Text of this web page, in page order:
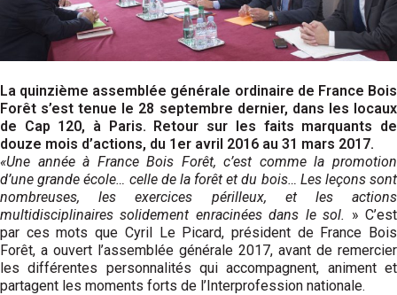
La quinzième assemblée générale ordinaire de France Bois
Forêt s’est tenue le 28 septembre dernier, dans les locaux
de Cap 120, à Paris. Retour sur les faits marquants de
douze mois d’actions, du 1er avril 2016 au 31 mars 2017.
«Une année à France Bois Forêt, c’est comme la promotion
d’une grande école… celle de la forêt et du bois… Les leçons sont
nombreuses, les exercices périlleux, et les actions
multidisciplinaires solidement enracinées dans le sol. » C’est
par ces mots que Cyril Le Picard, président de France Bois
Forêt, a ouvert l’assemblée générale 2017, avant de remercier
les différentes personnalités qui accompagnent, animent et
partagent les moments forts de l’Interprofession nationale.